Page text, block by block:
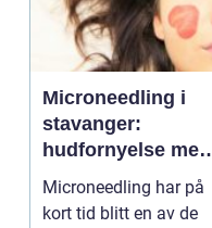
Microneedling i
stavanger:
hudfornyelse med
små nåler og stor
effekt
Microneedling har på
kort tid blitt en av de